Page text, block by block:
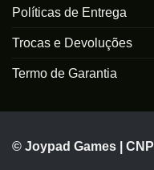
Políticas de Entrega
Trocas e Devoluções
Termo de Garantia
© Joypad Games |